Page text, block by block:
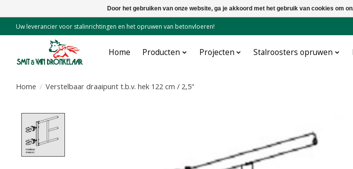
Uw leverancier voor stalinrichtingen en het opruwen van betonvloeren!
Home Producten Projecten Stalroosters opruwen
Home / Verstelbaar draaipunt t.b.v. hek 122 cm / 2,5"
Door het gebruiken van onze website, ga je akkoord met het gebruik van cookies om